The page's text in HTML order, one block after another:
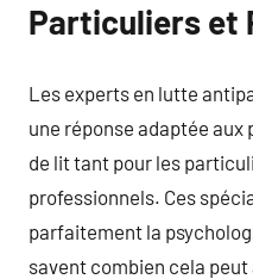
Particuliers et
Les experts en lutte
une réponse adaptée aux
de lit tant pour les
professionnels. Ces
parfaitement la
savent combien cela